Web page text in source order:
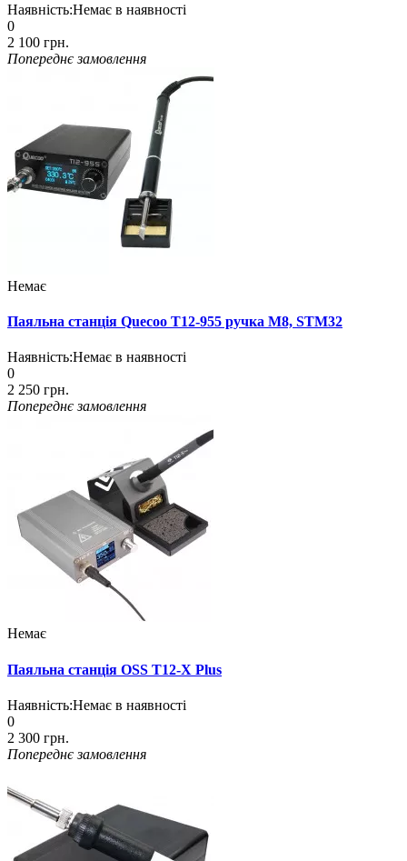
Наявність:Немає в наявності
0
2 100 грн.
Попереднє замовлення
Немає
Паяльна станція Quecoo T12-955 ручка M8, STM32
Наявність:Немає в наявності
0
2 250 грн.
Попереднє замовлення
Немає
Паяльна станція OSS T12-X Plus
Наявність:Немає в наявності
0
2 300 грн.
Попереднє замовлення